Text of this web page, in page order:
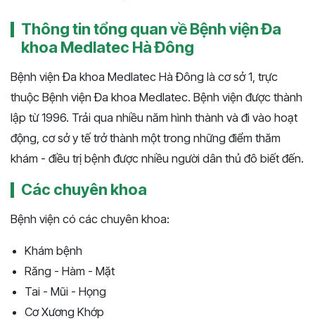
Thông tin tổng quan về Bệnh viện Đa
khoa Medlatec Hà Đông
Bệnh viện Đa khoa Medlatec Hà Đông là cơ sở 1, trực
thuộc Bệnh viện Đa khoa Medlatec. Bệnh viện được thành
lập từ 1996. Trải qua nhiều năm hình thành và đi vào hoạt
động, cơ sở y tế trở thành một trong những điểm thăm
khám - điều trị bệnh được nhiều người dân thủ đô biết đến.
Các chuyên khoa
Bệnh viện có các chuyên khoa:
Khám bệnh
Răng - Hàm - Mặt
Tai - Mũi - Họng
Cơ Xương Khớp